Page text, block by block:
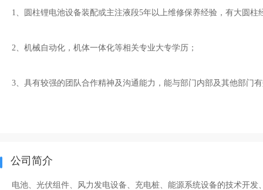
1、圆柱锂电池设备装配或主注液段5年以上维修保养经验，有大圆柱
2、机械自动化，机体一体化等相关专业大专学历；
3、具有较强的团队合作精神及沟通能力，能与部门内部及其他部门
公司简介
电池、光伏组件、风力发电设备、充电桩、能源系统设备的技术开